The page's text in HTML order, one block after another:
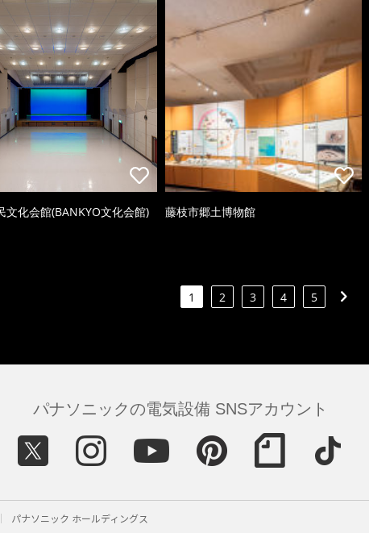
文化会館(BANKYO文化会館) 藤枝市郷土博物館
1 2 3 4 5
パナソニックの電気設備 SNSアカウント
パナソニック ホールディングス